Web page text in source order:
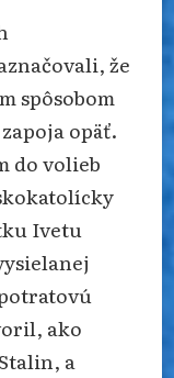
že
spôsobom
opäť.
do volieb
Ivetu
ako
a